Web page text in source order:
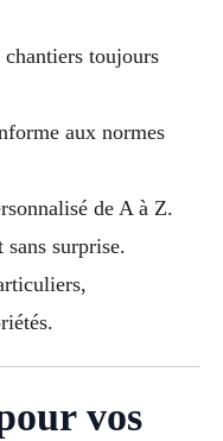
chantiers toujours
aux normes
de A à Z.
surprise.
vos